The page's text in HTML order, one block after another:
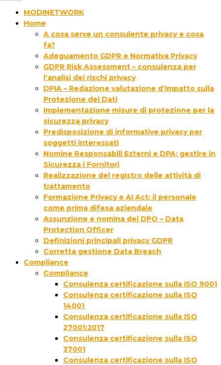
MODINETWORK
Home
A cosa serve un consulente privacy e cosa
fa?
Adeguamento GDPR e Normativa Privacy
GDPR Risk Assessment – consulenza per
l’analisi dei rischi privacy
DPIA – Redazione valutazione d’Impatto sulla
Protezione dei Dati
Implementazione misure di protezione per la
sicurezza privacy
Predisposizione di informative privacy per
soggetti interessati
Nomine Responsabili Esterni e DPA: gestire in
Sicurezza i Fornitori
Realizzazione del registro delle attività di
trattamento
Formazione Privacy e AI Act: il personale
come prima difesa aziendale
Assunzione e nomina del DPO – Data
Protection Officer
Definizioni principali privacy GDPR
Corretta gestione Data Breach
Compliance
Compliance
Consulenza certificazione sulla ISO 9001
Consulenza certificazione sulla ISO
14001
Consulenza certificazione sulla ISO
27001:2017
Consulenza certificazione sulla ISO
37001
Consulenza certificazione sulla ISO